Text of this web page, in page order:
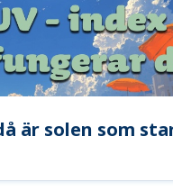
är solen som